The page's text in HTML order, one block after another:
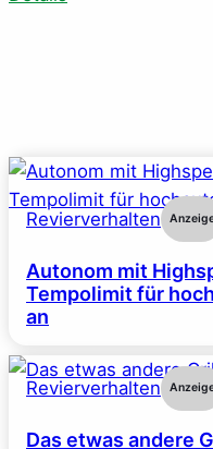
Revierverhalten
Autonom mit
Tempolimit für
an
Revierverhalten
Das etwas andere